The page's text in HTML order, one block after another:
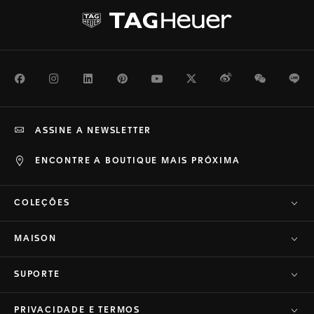
FacebookInstagramLinkedInPinterestYoutubeTwitterWeiboWeChat
ENCONTRE A BOUTIQUE MAIS PRÓXIMA
ASSINE A NEWSLETTER
COLEÇÕES
MAISON
SUPORTE
PRIVACIDADE E TERMOS